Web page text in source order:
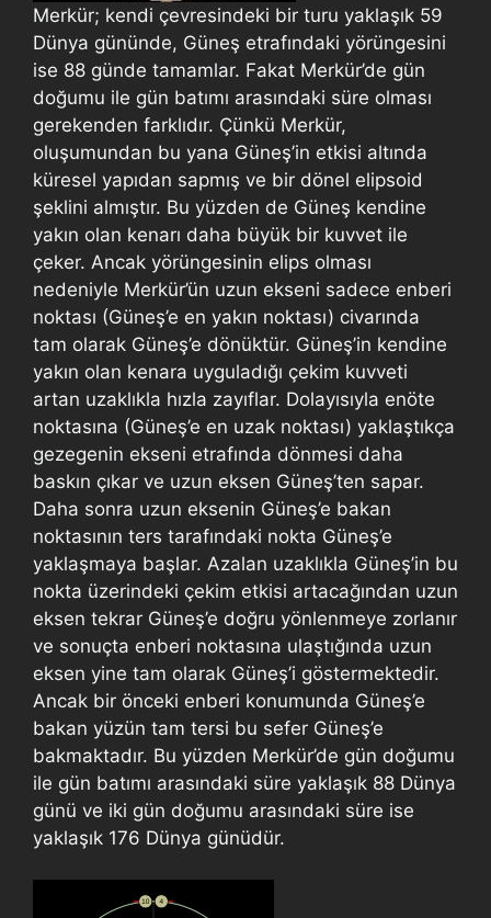
Merkür; kendi çevresindeki bir turu yaklaşık 59
Dünya gününde, Güneş etrafındaki yörüngesini
ise 88 günde tamamlar. Fakat Merkür’de gün
doğumu ile gün batımı arasındaki süre olması
gerekenden farklıdır. Çünkü Merkür,
oluşumundan bu yana Güneş’in etkisi altında
küresel yapıdan sapmış ve bir dönel elipsoid
şeklini almıştır. Bu yüzden de Güneş kendine
yakın olan kenarı daha büyük bir kuvvet ile
çeker. Ancak yörüngesinin elips olması
nedeniyle Merkür’ün uzun ekseni sadece enberi
noktası (Güneş’e en yakın noktası) civarında
tam olarak Güneş’e dönüktür. Güneş’in kendine
yakın olan kenara uyguladığı çekim kuvveti
artan uzaklıkla hızla zayıflar. Dolayısıyla enöte
noktasına (Güneş’e en uzak noktası) yaklaştıkça
gezegenin ekseni etrafında dönmesi daha
baskın çıkar ve uzun eksen Güneş’ten sapar.
Daha sonra uzun eksenin Güneş’e bakan
noktasının ters tarafındaki nokta Güneş’e
yaklaşmaya başlar. Azalan uzaklıkla Güneş’in bu
nokta üzerindeki çekim etkisi artacağından uzun
eksen tekrar Güneş’e doğru yönlenmeye zorlanır
ve sonuçta enberi noktasına ulaştığında uzun
eksen yine tam olarak Güneş’i göstermektedir.
Ancak bir önceki enberi konumunda Güneş’e
bakan yüzün tam tersi bu sefer Güneş’e
bakmaktadır. Bu yüzden Merkür’de gün doğumu
ile gün batımı arasındaki süre yaklaşık 88 Dünya
günü ve iki gün doğumu arasındaki süre ise
yaklaşık 176 Dünya günüdür.